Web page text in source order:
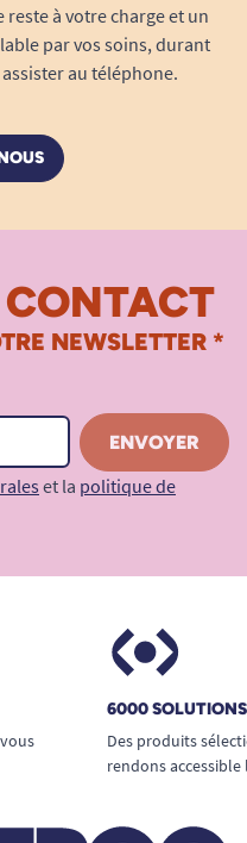
à votre charge et un
par vos soins, durant
au téléphone.
CONTACT
NEWSLETTER *
et la politique de
6000
Des produits
rendons